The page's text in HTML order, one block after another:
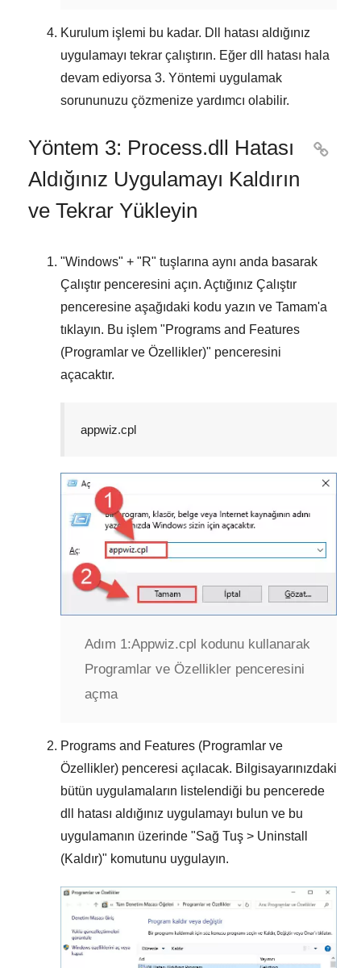
Kurulum işlemi bu kadar. Dll hatası aldığınız
uygulamayı tekrar çalıştırın. Eğer dll hatası hala
devam ediyorsa 3. Yöntemi uygulamak
sorununuzu çözmenize yardımcı olabilir.
Yöntem 3: Process.dll Hatası
Aldığınız Uygulamayı Kaldırın
ve Tekrar Yükleyin

"Windows" + "R" tuşlarına aynı anda basarak
Çalıştır penceresini açın. Açtığınız Çalıştır
penceresine aşağıdaki kodu yazın ve Tamam'a
tıklayın. Bu işlem "Programs and Features
(Programlar ve Özellikler)" penceresini
açacaktır.
appwiz.cpl
Adım 1:Appwiz.cpl kodunu kullanarak
Programlar ve Özellikler penceresini
açma
Programs and Features (Programlar ve
Özellikler) penceresi açılacak. Bilgisayarınızdaki
bütün uygulamaların listelendiği bu pencerede
dll hatası aldığınız uygulamayı bulun ve bu
uygulamanın üzerinde "Sağ Tuş > Uninstall
(Kaldır)" komutunu uygulayın.